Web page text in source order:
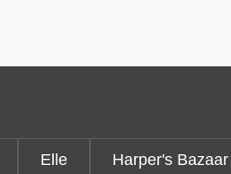
Elle Harper's Bazaar